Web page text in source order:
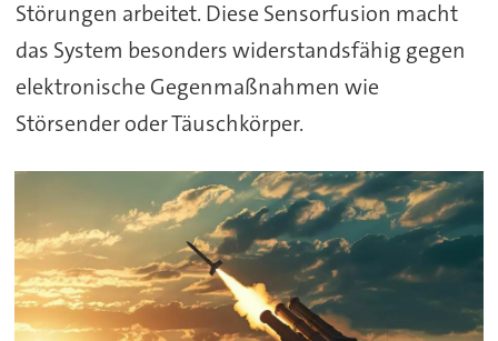
Störungen arbeitet. Diese Sensorfusion macht
das System besonders widerstandsfähig gegen
elektronische Gegenmaßnahmen wie
Störsender oder Täuschkörper.